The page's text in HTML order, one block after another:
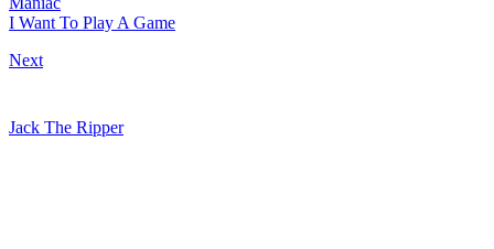
I Want To Play A Game
Next
Jack The Ripper